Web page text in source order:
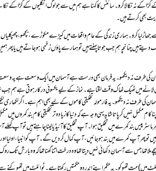
بھی کرتے ہیں۔
جس سے آسمان دکھائی نہیں دیتا تھا وہ درخت اتنا گھنا تھا کہ وہ بارش تک روک